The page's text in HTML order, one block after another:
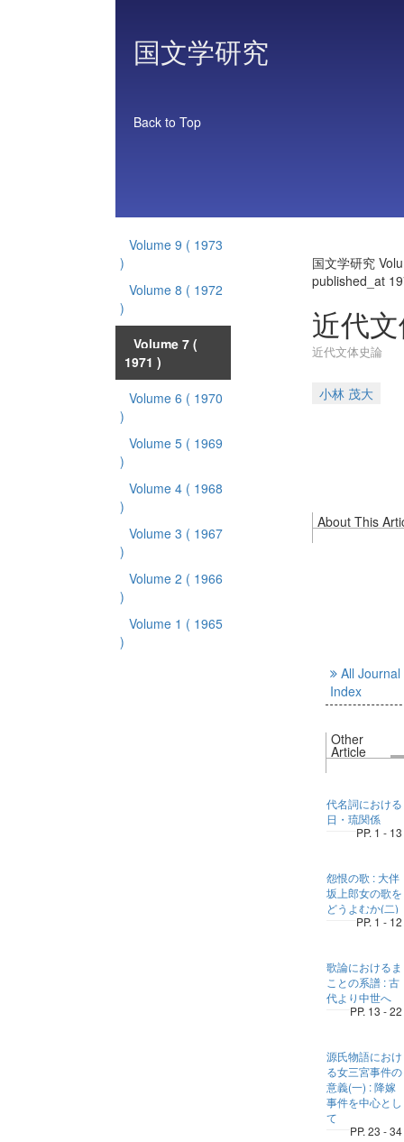
国文学研究
Back to Top
Volume 9 ( 1973
)
Volume 8 ( 1972
)
Volume 7 (
1971 )
Volume 6 ( 1970
)
Volume 5 ( 1969
)
Volume 4 ( 1968
)
Volume 3 ( 1967
)
Volume 2 ( 1966
)
Volume 1 ( 1965
)
国文学研究
published_at
近代
近代文体史論
小林 茂大
About This
All Journal
Index
Other
Article
代名詞における
日・琉関係
PP. 1 - 13
怨恨の歌 : 大伴
坂上郎女の歌を
どうよむか(二)
PP. 1 - 12
歌論におけるま
ことの系譜 : 古
代より中世へ
PP. 13 - 22
源氏物語におけ
る女三宮事件の
意義(一) : 降嫁
事件を中心とし
て
PP. 23 - 34